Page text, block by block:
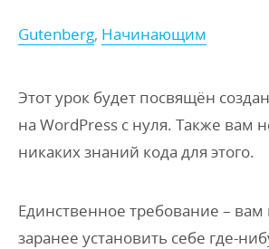
Gutenberg, Начинающим
Этот урок будет посвящён
на WordPress с нуля. Также вам
никаких знаний кода для этого.
Единственное требование –
заранее установить себе где-